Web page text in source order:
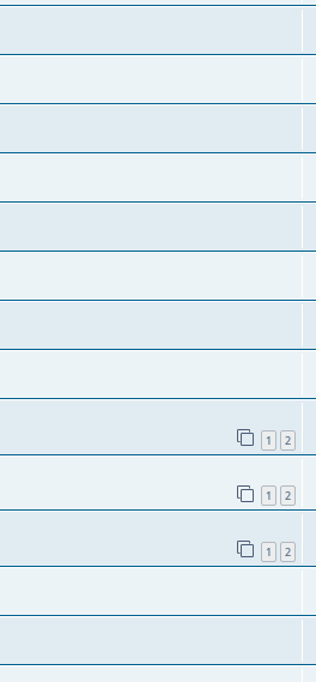
1 2
1 2
1 2